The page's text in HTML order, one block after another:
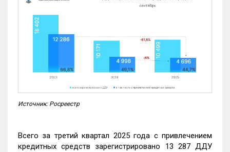
Источник: Росреестр
Всего за третий квартал 2025 года с привлечением
кредитных средств зарегистрировано 13 287 ДДУ